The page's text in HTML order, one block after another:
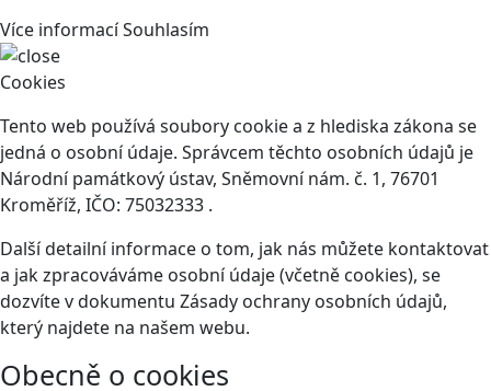
Více informacíSouhlasím
Cookies
Tento web používá soubory cookie a z hlediska zákona se
jedná o osobní údaje. Správcem těchto osobních údajů je
Národní památkový ústav, Sněmovní nám. č. 1, 76701
Kroměříž, IČO: 75032333 .
Další detailní informace o tom, jak nás můžete kontaktovat
a jak zpracováváme osobní údaje (včetně cookies), se
dozvíte v dokumentu Zásady ochrany osobních údajů,
který najdete na našem webu.
Obecně o cookies